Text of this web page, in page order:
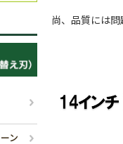
尚、品質には問
ン